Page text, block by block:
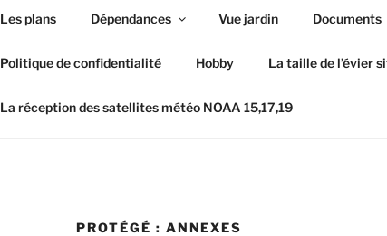
Les plans Dépendances Vue jardin Documents
Politique de confidentialité Hobby La taille de l’évier
La réception des satellites météo NOAA 15,17,19
PROTÉGÉ : ANNEXES